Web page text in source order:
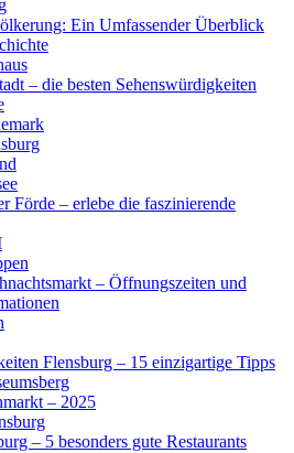
Ein Umfassender Überblick
– die besten Sehenswürdigkeiten
Förde – erlebe die faszinierende
– Öffnungszeiten und
Flensburg – 15 einzigartige Tipps
– 2025
– 5 besonders gute Restaurants